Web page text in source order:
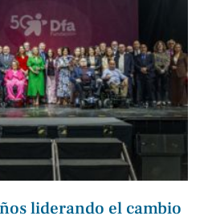
liderando el cambio